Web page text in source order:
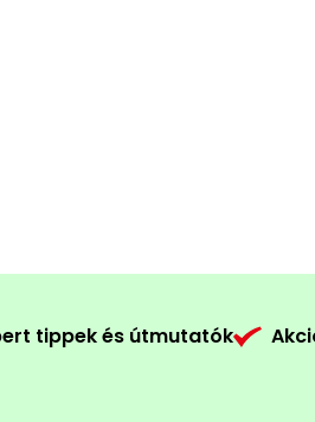
tippek és útmutatók